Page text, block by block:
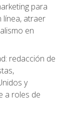
para
línea, atraer
en
redacción de
y
a roles de